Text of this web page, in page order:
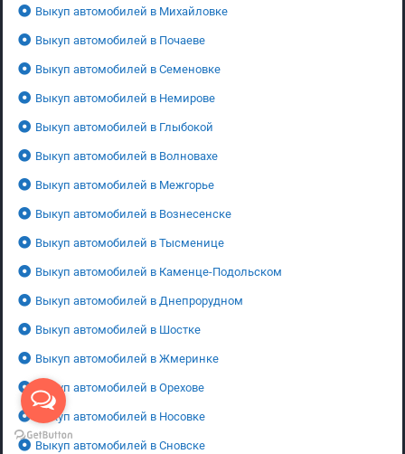
Выкуп автомобилей в Михайловке
Выкуп автомобилей в Почаеве
Выкуп автомобилей в Семеновке
Выкуп автомобилей в Немирове
Выкуп автомобилей в Глыбокой
Выкуп автомобилей в Волновахе
Выкуп автомобилей в Межгорье
Выкуп автомобилей в Вознесенске
Выкуп автомобилей в Тысменице
Выкуп автомобилей в Каменце-Подольском
Выкуп автомобилей в Днепрорудном
Выкуп автомобилей в Шостке
Выкуп автомобилей в Жмеринке
Выкуп автомобилей в Орехове
Выкуп автомобилей в Носовке
Выкуп автомобилей в Сновске